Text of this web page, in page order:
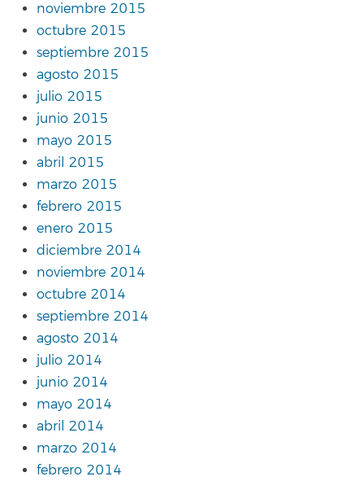
noviembre 2015
octubre 2015
septiembre 2015
agosto 2015
julio 2015
junio 2015
mayo 2015
abril 2015
marzo 2015
febrero 2015
enero 2015
diciembre 2014
noviembre 2014
octubre 2014
septiembre 2014
agosto 2014
julio 2014
junio 2014
mayo 2014
abril 2014
marzo 2014
febrero 2014